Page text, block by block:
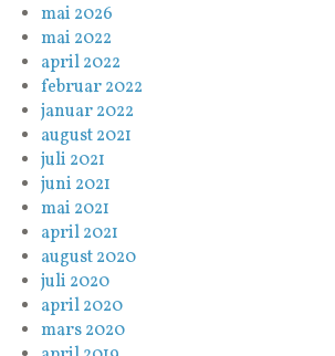
mai 2026
mai 2022
april 2022
februar 2022
januar 2022
august 2021
juli 2021
juni 2021
mai 2021
april 2021
august 2020
juli 2020
april 2020
mars 2020